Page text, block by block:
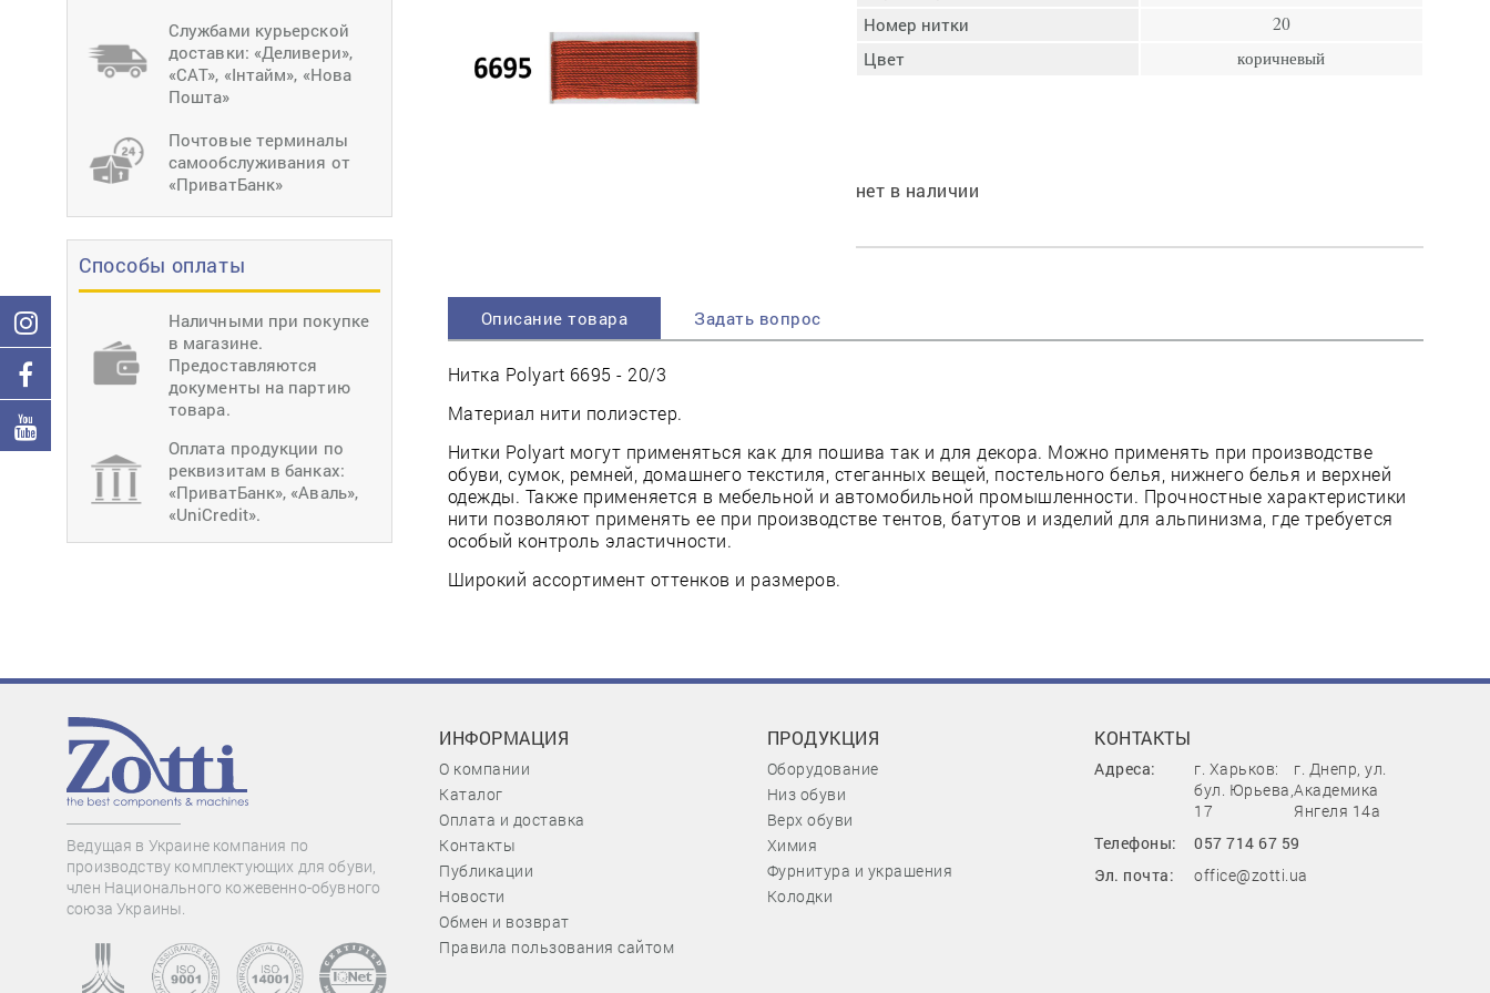
оборудование
Загибка деталей
Увлажнение пятки
Затяжка пяточной
части
Прибивка каблука
пресс
Службами курьерской
доставки: «Деливери»,
«САТ», «Інтайм», «Нова
Пошта»
Почтовые терминалы
самообслуживания от
«ПриватБанк»
Способы оплаты
Наличными при покупке
в магазине.
Предоставляются
документы на партию
товара.
Оплата продукции по
реквизитам в банках:
«ПриватБанк», «Аваль»,
«UniCredit».
Номер нитки 20
Цвет коричневый
нет в наличии
Описание товара Задать вопрос
Нитка Polyart 6695 - 20/3
Материал нити полиэстер.
Нитки Polyart могут применяться как для пошива так и для декора. Можно применять при производстве
обуви, сумок, ремней, домашнего текстиля, стеганных вещей, постельного белья, нижнего белья и верхней
одежды. Также применяется в мебельной и автомобильной промышленности. Прочностные характеристики
нити позволяют применять ее при производстве тентов, батутов и изделий для альпинизма, где требуется
особый контроль эластичности.
Широкий ассортимент оттенков и размеров.
Ведущая в Украине компания по
производству комплектующих для обуви,
член Национального кожевенно-обувного
союза Украины.
ИНФОРМАЦИЯ
О компании
Каталог
Оплата и доставка
Контакты
Публикации
Новости
Обмен и возврат
Правила пользования сайтом
ПРОДУКЦИЯ
Оборудование
Низ обуви
Верх обуви
Химия
Фурнитура и украшения
Колодки
КОНТАКТЫ
Адреса:
г. Харьков:
бул. Юрьева,
17
г. Днепр, ул.
Академика
Янгеля 14а
Телефоны:
057 714 67 59
Эл. почта:
office@zotti.ua